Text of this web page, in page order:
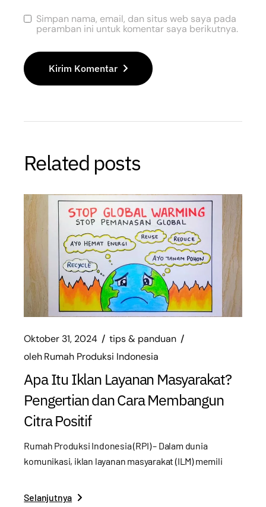
Simpan nama, email, dan situs web saya pada
peramban ini untuk komentar saya berikutnya.
Kirim Komentar
Related posts
Oktober 31, 2024
tips & panduan
olehRumah Produksi Indonesia
Apa Itu Iklan Layanan Masyarakat?
Pengertian dan Cara Membangun
Citra Positif
Rumah Produksi Indonesia (RPI) – Dalam dunia
komunikasi, iklan layanan masyarakat (ILM) memili
Selanjutnya